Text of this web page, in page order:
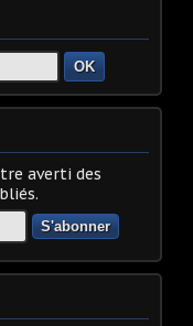
OK
averti des